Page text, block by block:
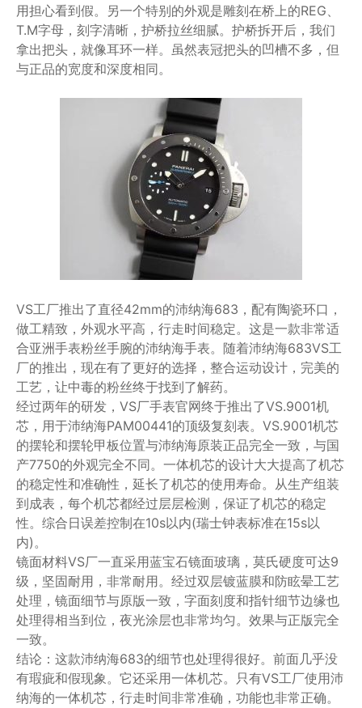
用担心看到假。另一个特别的外观是雕刻在桥上的REG、
T.M字母，刻字清晰，护桥拉丝细腻。护桥拆开后，我们
拿出把头，就像耳环一样。虽然表冠把头的凹槽不多，但
与正品的宽度和深度相同。
VS工厂推出了直径42mm的沛纳海683，配有陶瓷环口，
做工精致，外观水平高，行走时间稳定。这是一款非常适
合亚洲手表粉丝手腕的沛纳海手表。随着沛纳海683VS工
厂的推出，现在有了更好的选择，整合运动设计，完美的
工艺，让中毒的粉丝终于找到了解药。
经过两年的研发，VS厂手表官网终于推出了VS.9001机
芯，用于沛纳海PAM00441的顶级复刻表。VS.9001机芯
的摆轮和摆轮甲板位置与沛纳海原装正品完全一致，与国
产7750的外观完全不同。一体机芯的设计大大提高了机芯
的稳定性和准确性，延长了机芯的使用寿命。从生产组装
到成表，每个机芯都经过层层检测，保证了机芯的稳定
性。综合日误差控制在10s以内(瑞士钟表标准在15s以
内)。
镜面材料VS厂一直采用蓝宝石镜面玻璃，莫氏硬度可达9
级，坚固耐用，非常耐用。经过双层镀蓝膜和防眩晕工艺
处理，镜面细节与原版一致，字面刻度和指针细节边缘也
处理得相当到位，夜光涂层也非常均匀。效果与正版完全
一致。
结论：这款沛纳海683的细节也处理得很好。前面几乎没
有瑕疵和假现象。它还采用一体机芯。只有VS工厂使用沛
纳海的一体机芯，行走时间非常准确，功能也非常正确。